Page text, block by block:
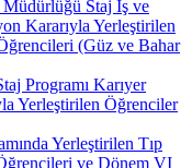
Staj İş ve
Kararıyla Yerleştirilen
(Güz ve Bahar
Programı Karıyer
Yerleştirilen Öğrenciler
Yerleştirilen Tıp
ve Dönem VI